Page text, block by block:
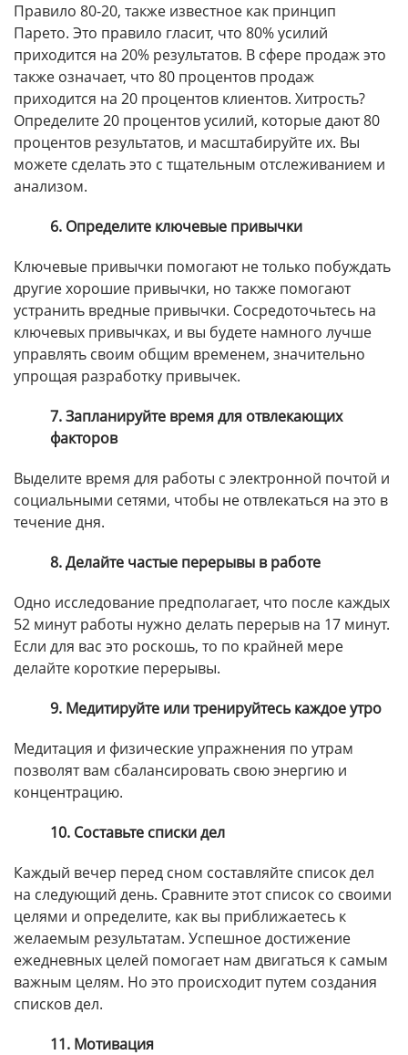
Правило 80-20, также известное как принцип
Парето. Это правило гласит, что 80% усилий
приходится на 20% результатов. В сфере продаж это
также означает, что 80 процентов продаж
приходится на 20 процентов клиентов. Хитрость?
Определите 20 процентов усилий, которые дают 80
процентов результатов, и масштабируйте их. Вы
можете сделать это с тщательным отслеживанием и
анализом.
6. Определите ключевые привычки
Ключевые привычки помогают не только побуждать
другие хорошие привычки, но также помогают
устранить вредные привычки. Сосредоточьтесь на
ключевых привычках, и вы будете намного лучше
управлять своим общим временем, значительно
упрощая разработку привычек.
7. Запланируйте время для отвлекающих
факторов
Выделите время для работы с электронной почтой и
социальными сетями, чтобы не отвлекаться на это в
течение дня.
8. Делайте частые перерывы в работе
Одно исследование предполагает, что после каждых
52 минут работы нужно делать перерыв на 17 минут.
Если для вас это роскошь, то по крайней мере
делайте короткие перерывы.
9. Медитируйте или тренируйтесь каждое утро
Медитация и физические упражнения по утрам
позволят вам сбалансировать свою энергию и
концентрацию.
10. Составьте списки дел
Каждый вечер перед сном составляйте список дел
на следующий день. Сравните этот список со своими
целями и определите, как вы приближаетесь к
желаемым результатам. Успешное достижение
ежедневных целей помогает нам двигаться к самым
важным целям. Но это происходит путем создания
списков дел.
11. Мотивация